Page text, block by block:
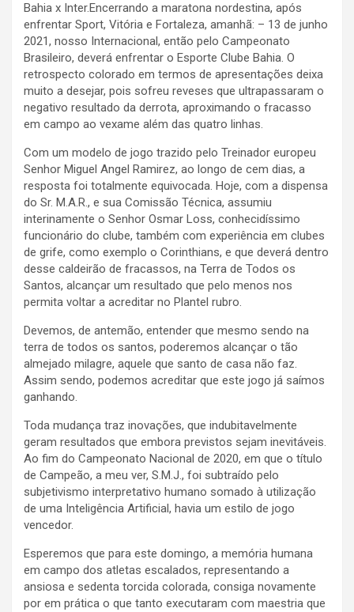
Bahia x Inter.Encerrando a maratona nordestina, após
enfrentar Sport, Vitória e Fortaleza, amanhã: – 13 de junho
2021, nosso Internacional, então pelo Campeonato
Brasileiro, deverá enfrentar o Esporte Clube Bahia. O
retrospecto colorado em termos de apresentações deixa
muito a desejar, pois sofreu reveses que ultrapassaram o
negativo resultado da derrota, aproximando o fracasso
em campo ao vexame além das quatro linhas.
Com um modelo de jogo trazido pelo Treinador europeu
Senhor Miguel Angel Ramirez, ao longo de cem dias, a
resposta foi totalmente equivocada. Hoje, com a dispensa
do Sr. M.A.R., e sua Comissão Técnica, assumiu
interinamente o Senhor Osmar Loss, conhecidíssimo
funcionário do clube, também com experiência em clubes
de grife, como exemplo o Corinthians, e que deverá dentro
desse caldeirão de fracassos, na Terra de Todos os
Santos, alcançar um resultado que pelo menos nos
permita voltar a acreditar no Plantel rubro.
Devemos, de antemão, entender que mesmo sendo na
terra de todos os santos, poderemos alcançar o tão
almejado milagre, aquele que santo de casa não faz.
Assim sendo, podemos acreditar que este jogo já saímos
ganhando.
Toda mudança traz inovações, que indubitavelmente
geram resultados que embora previstos sejam inevitáveis.
Ao fim do Campeonato Nacional de 2020, em que o título
de Campeão, a meu ver, S.M.J., foi subtraído pelo
subjetivismo interpretativo humano somado à utilização
de uma Inteligência Artificial, havia um estilo de jogo
vencedor.
Esperemos que para este domingo, a memória humana
em campo dos atletas escalados, representando a
ansiosa e sedenta torcida colorada, consiga novamente
por em prática o que tanto executaram com maestria que